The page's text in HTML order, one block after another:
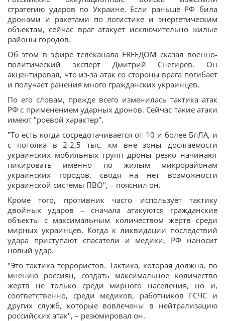
стратегию ударов по Украине. Если раньше РФ била
дронами и ракетами по логистике и энергетическим
объектам, сейчас враг атакует исключительно жилые
районы городов.
Об этом в эфире телеканала FREEДОМ сказал военно-
политический эксперт Дмитрий Снегирев. Он
акцентировал, что из-за атак со стороны врага погибает
и получает ранения много гражданских украинцев.
По его словам, прежде всего изменилась тактика атак
РФ с применением ударных дронов. Сейчас такие атаки
имеют "роевой характер".
"То есть когда сосредотачивается от 10 и более БпЛА, и
с потолка в 2-2,5 тыс. км вне зоны досягаемости
украинских мобильных групп дроны резко начинают
пикировать именно по жилым микрорайонам
украинских городов, сводя на нет возможности
украинской системы ПВО", – пояснил он.
Кроме того, противник часто использует тактику
двойных ударов – сначала атакуются гражданские
объекты с максимальным количеством жертв среди
мирных украинцев. Когда к ликвидации последствий
удара приступают спасатели и медики, РФ наносит
новый удар.
"Это тактика террористов. Тактика, которая должна, по
мнению россиян, создать максимальное количество
жертв не только среди мирного населения, но и,
соответственно, среди медиков, работников ГСЧС и
других служб, которые вовлечены в нейтрализацию
российских атак", – резюмировал он.